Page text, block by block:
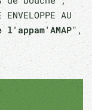
AU
l'appam'AMAP",